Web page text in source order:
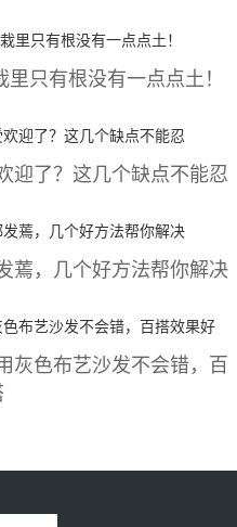
只有根没有一点点土！
迎了？这几个缺点不能忍
蔫，几个好方法帮你解决
灰色布艺沙发不会错，百